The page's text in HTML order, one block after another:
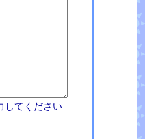
してください